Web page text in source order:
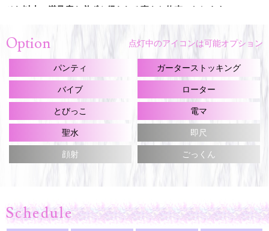
Option 点灯中のアイコンは可能オプション
パンティ ガーターストッキング
バイブ ローター
とびっこ 電マ
聖水 即尺
顔射 ごっくん
Schedule